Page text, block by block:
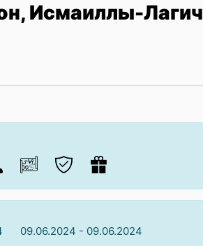
Исмаиллы-Лагич
09.06.2024 - 09.06.2024